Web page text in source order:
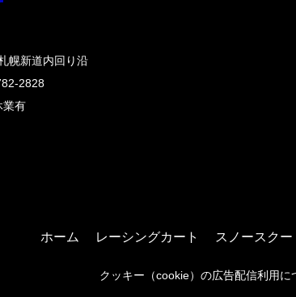
幌新道内回り沿
2828
業有
ホーム レーシングカート スノースクー
クッキー（cookie）の広告配信利用に